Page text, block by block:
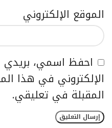
الموقع الإلكتروني
احفظ اسمي، بريدي
الإلكتروني في هذا
المقبلة في تعليقي.